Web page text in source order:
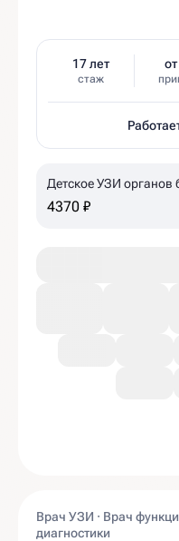
17 лет
стаж
Детское УЗИ
(комплексное)
4370 ₽
Врач УЗИ · Врач
диагностики